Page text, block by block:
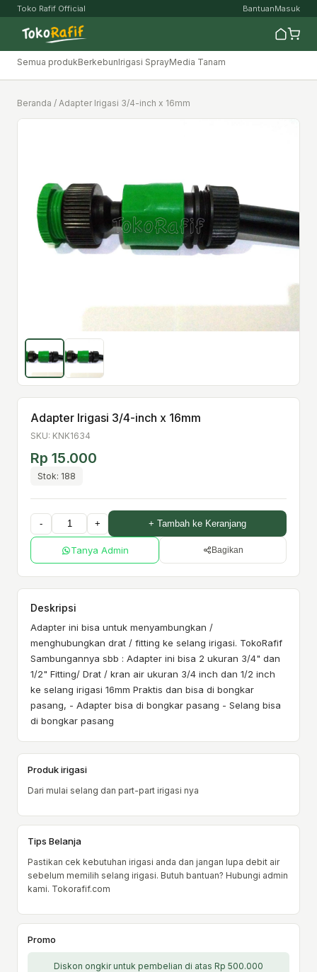
Toko Rafif Official BantuanMasuk
Semua produkBerkebunIrigasi SprayMedia Tanam
Beranda / Adapter Irigasi 3/4-inch x 16mm
Adapter Irigasi 3/4-inch x 16mm
SKU: KNK1634
Rp 15.000
Stok: 188
- + + Tambah ke Keranjang
Tanya Admin Bagikan
Deskripsi
Adapter ini bisa untuk menyambungkan /
menghubungkan drat / fitting ke selang irigasi. TokoRafif
Sambungannya sbb : Adapter ini bisa 2 ukuran 3/4" dan
1/2" Fitting/ Drat / kran air ukuran 3/4 inch dan 1/2 inch
ke selang irigasi 16mm Praktis dan bisa di bongkar
pasang, - Adapter bisa di bongkar pasang - Selang bisa
di bongkar pasang
Produk irigasi
Dari mulai selang dan part-part irigasi nya
Tips Belanja
Pastikan cek kebutuhan irigasi anda dan jangan lupa debit air
sebelum memilih selang irigasi. Butuh bantuan? Hubungi admin
kami. Tokorafif.com
Promo
Diskon ongkir untuk pembelian di atas Rp 500.000